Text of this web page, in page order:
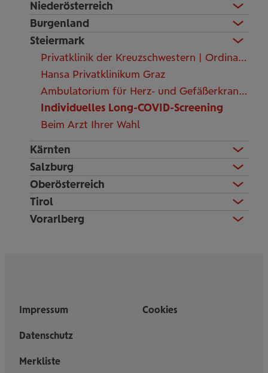
Niederösterreich
Burgenland
Steiermark
Privatklinik der Kreuzschwestern | Ordination Dr. Patricia Pfungen
Hansa Privatklinikum Graz
Ambulatorium für Herz- und Gefäßerkrankungen Dr. Binder / Dr. Ablasser
Individuelles Long-COVID-Screening
Beim Arzt Ihrer Wahl
Kärnten
Salzburg
Oberösterreich
Tirol
Vorarlberg
Impressum
Datenschutz
Cookies
Merkliste